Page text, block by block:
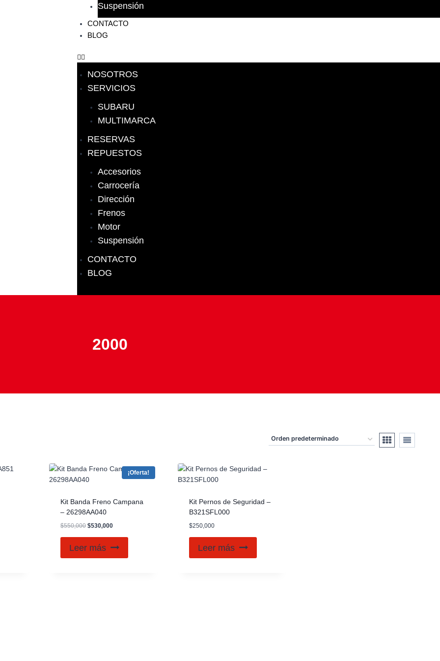
Suspensión
CONTACTO
BLOG
NOSOTROS
SERVICIOS
SUBARU
MULTIMARCA
RESERVAS
REPUESTOS
Accesorios
Carrocería
Dirección
Frenos
Motor
Suspensión
CONTACTO
BLOG
2000
¡Oferta!
Kit Banda Freno Campana
– 26298AA040
$550,000 $530,000
Leer más
Kit Pernos de Seguridad –
B321SFL000
$250,000
Leer más